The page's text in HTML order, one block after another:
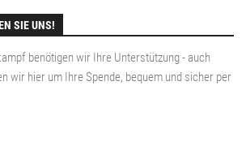
SIE UNS!
benötigen wir Ihre Unterstützung - auch
wir hier um Ihre Spende, bequem und sicher per